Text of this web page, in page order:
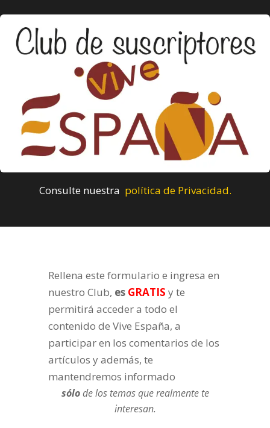
Consulte nuestra política de Privacidad.
Rellena este formulario e ingresa en
nuestro Club, es GRATIS y te
permitirá acceder a todo el
contenido de Vive España, a
participar en los comentarios de los
artículos y además, te
mantendremos informado
sólode los temas que realmente te
interesan.